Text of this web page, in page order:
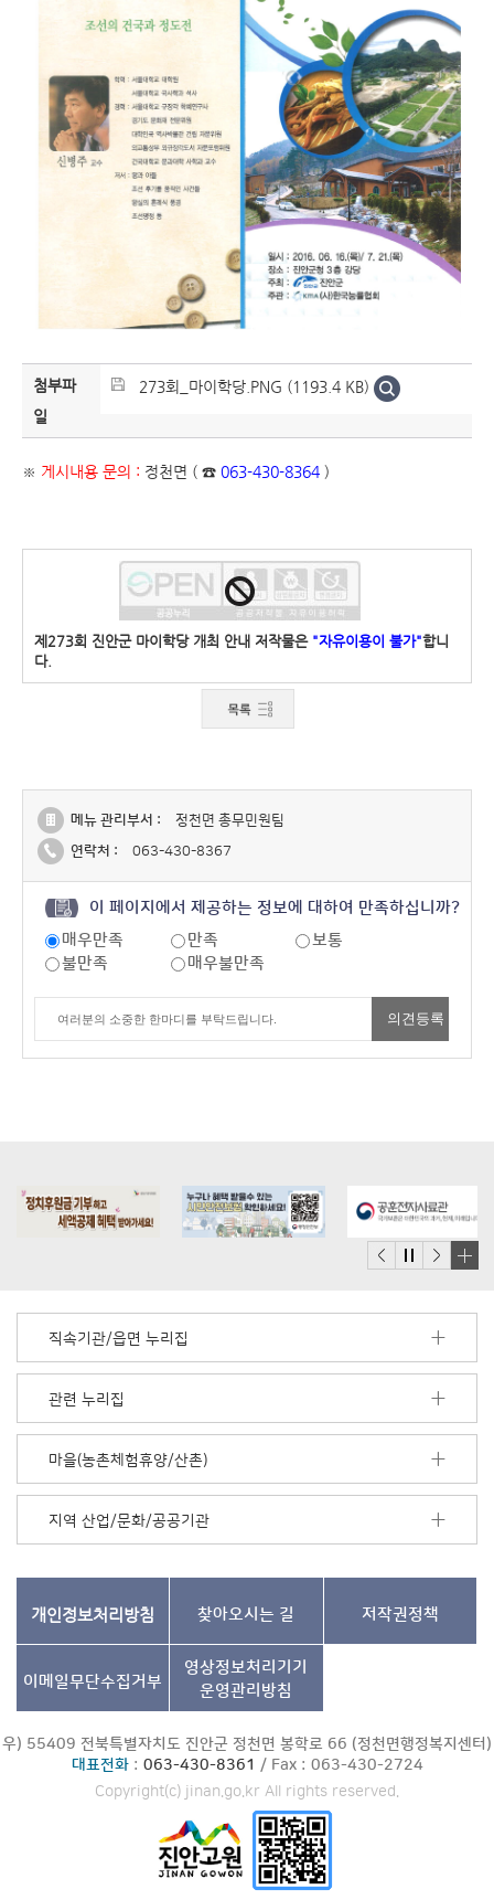
첨부파
일
273회_마이학당.PNG (1193.4 KB)
※ 게시내용 문의 : 정천면 ( ☎ 063-430-8364 )
제273회 진안군 마이학당 개최 안내 저작물은 "자유이용이 불가"합니
다.
메뉴 관리부서 :
정천면 총무민원팀
연락처 :
063-430-8367
이 페이지에서 제공하는 정보에 대하여 만족하십니까?
매우만족
만족
보통
불만족
매우불만족
더
기
직속기관/읍면 누리집
관련 누리집
마을(농촌체험휴양/산촌)
지역 산업/문화/공공기관
개인정보처리방침 찾아오시는 길 저작권정책
이메일무단수집거부
영상정보처리기기
운영관리방침
우) 55409 전북특별자치도 진안군 정천면 봉학로 66 (정천면행정복지센터)
대표전화: 063-430-8361 / Fax : 063-430-2724
Copyright(c) jinan.go.kr All rights reserved.